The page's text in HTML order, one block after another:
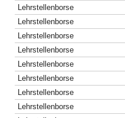
Lehrstellenborse
Lehrstellenborse
Lehrstellenborse
Lehrstellenborse
Lehrstellenborse
Lehrstellenborse
Lehrstellenborse
Lehrstellenborse